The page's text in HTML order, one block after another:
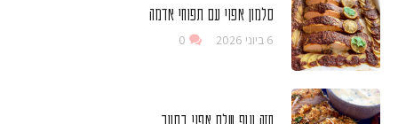
סלמון אפוי עם תפוחי אדמה
6 ביוני 2026 0
חזה עוף שלם אפוי בתנור